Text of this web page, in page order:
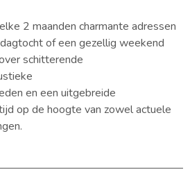
2 maanden charmante adressen
of een gezellig weekend
schitterende
en een uitgebreide
op de hoogte van zowel actuele